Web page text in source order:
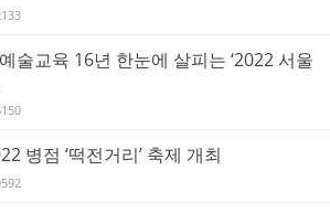
술교육 16년 한눈에 살피는 ‘2022 서울
병점 ‘떡전거리’ 축제 개최